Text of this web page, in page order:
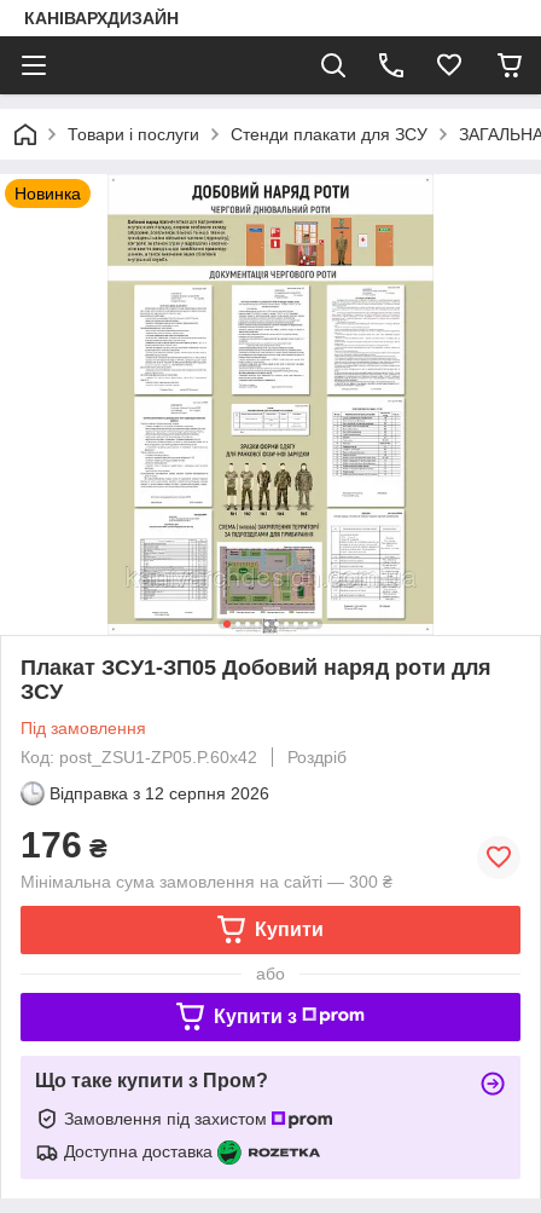
КАНІВАРХДИЗАЙН
Товари і послуги Стенди плакати для ЗСУ
Новинка
Плакат ЗСУ1-ЗП05 Добовий наряд роти для
ЗСУ
Під замовлення
Код: post_ZSU1-ZP05.P.60x42
Роздріб
Відправка з 12 серпня 2026
176 ₴
Мінімальна сума замовлення на сайті — 300 ₴
Купити
або
Купити з
Що таке купити з Пром?
Замовлення під захистом
Доступна доставка